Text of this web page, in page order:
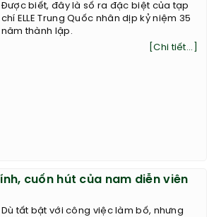
Được biết, đây là số ra đặc biệt của tạp
chí ELLE Trung Quốc nhân dịp kỷ niệm 35
năm thành lập.
[Chi tiết...]
cuốn hút của nam diễn viên
Dù tất bật với công việc làm bố, nhưng